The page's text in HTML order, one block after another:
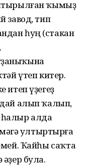
ҡымыҙ
завод, тип
һуң (стакан
үтеп китер.
итеп үҙегеҙ
алып ҡалып,
алда
ултыртырға
Ҡайһы саҡта
була.